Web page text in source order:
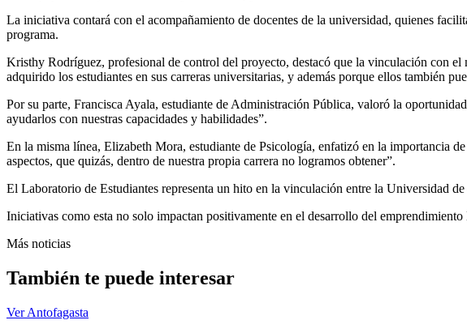
La iniciativa contará con el acompañamiento de docentes de la universidad, quienes
programa.
Kristhy Rodríguez, profesional de control del proyecto, destacó que la vinculación con el
adquirido los estudiantes en sus carreras universitarias, y además porque ellos también
Por su parte, Francisca Ayala, estudiante de Administración Pública, valoró la
ayudarlos con nuestras capacidades y habilidades”.
En la misma línea, Elizabeth Mora, estudiante de Psicología, enfatizó en la importancia
aspectos, que quizás, dentro de nuestra propia carrera no logramos obtener”.
El Laboratorio de Estudiantes representa un hito en la vinculación entre la Universidad
Iniciativas como esta no solo impactan positivamente en el desarrollo del
Más noticias
También te puede interesar
Ver Antofagasta